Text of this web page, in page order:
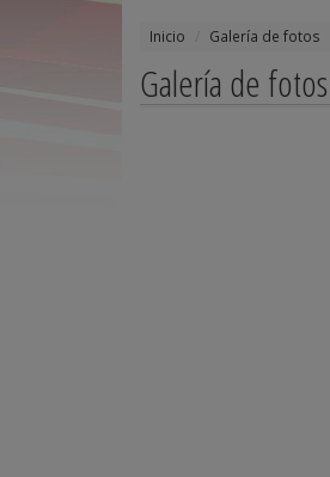
Inicio Galería de fotos
Galería de fotos